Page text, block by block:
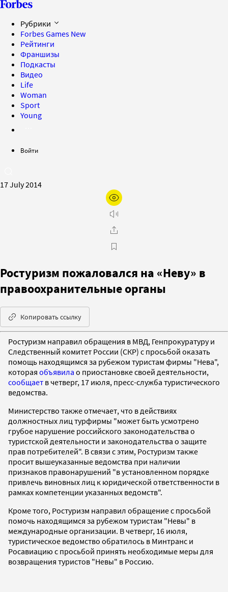
Рубрики
Forbes Games New
Рейтинги
Франшизы
Подкасты
Видео
Life
Woman
Sport
Young
Войти
17 July 2014
Ростуризм пожаловался на «Неву» в
правоохранительные органы
Копировать ссылку
Ростуризм направил обращения в МВД, Генпрокуратуру и
Следственный комитет России (СКР) с просьбой оказать
помощь находящимся за рубежом туристам фирмы "Нева",
которая объявила о приостановке своей деятельности,
сообщает в четверг, 17 июля, пресс-служба туристического
ведомства.
Министерство также отмечает, что в действиях
должностных лиц турфирмы "может быть усмотрено
грубое нарушение российского законодательства о
туристской деятельности и законодательства о защите
прав потребителей". В связи с этим, Ростуризм также
просит вышеуказанные ведомства при наличии
признаков правонарушений "в установленном порядке
привлечь виновных лиц к юридической ответственности в
рамках компетенции указанных ведомств".
Кроме того, Ростуризм направил обращение с просьбой
помочь находящимся за рубежом туристам "Невы" в
международные организации. В четверг, 16 июля,
туристическое ведомство обратилось в Минтранс и
Росавиацию с просьбой принять необходимые меры для
возвращения туристов "Невы" в Россию.